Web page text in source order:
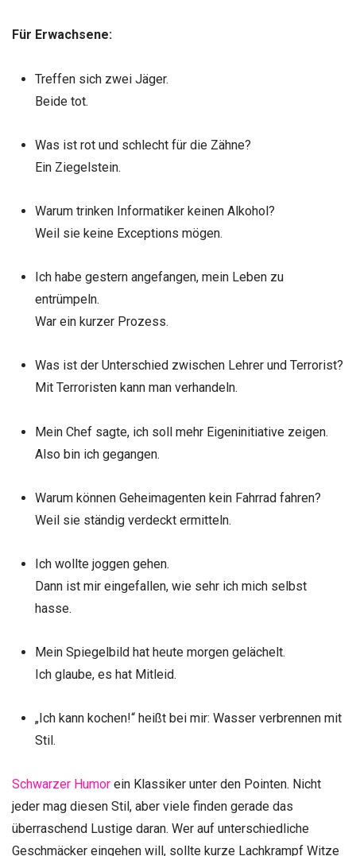
Für Erwachsene:
Treffen sich zwei Jäger.
Beide tot.
Was ist rot und schlecht für die Zähne?
Ein Ziegelstein.
Warum trinken Informatiker keinen Alkohol?
Weil sie keine Exceptions mögen.
Ich habe gestern angefangen, mein Leben zu
entrümpeln.
War ein kurzer Prozess.
Was ist der Unterschied zwischen Lehrer und Terrorist?
Mit Terroristen kann man verhandeln.
Mein Chef sagte, ich soll mehr Eigeninitiative zeigen.
Also bin ich gegangen.
Warum können Geheimagenten kein Fahrrad fahren?
Weil sie ständig verdeckt ermitteln.
Ich wollte joggen gehen.
Dann ist mir eingefallen, wie sehr ich mich selbst
hasse.
Mein Spiegelbild hat heute morgen gelächelt.
Ich glaube, es hat Mitleid.
„Ich kann kochen!“ heißt bei mir: Wasser verbrennen mit
Stil.
Schwarzer Humor ein Klassiker unter den Pointen. Nicht
jeder mag diesen Stil, aber viele finden gerade das
überraschend Lustige daran. Wer auf unterschiedliche
Geschmäcker eingehen will, sollte kurze Lachkrampf Witze